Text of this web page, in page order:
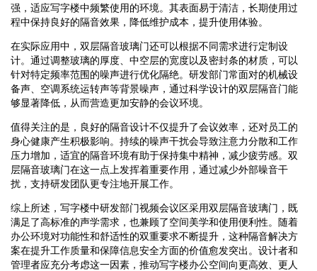
强，适应写字楼中频繁使用的环境。其表面易于清洁，长期使用过
程中保持良好的隔音效果，降低维护成本，提升使用体验。
在实际应用中，双层隔音玻璃门还可以根据不同需求进行定制设
计。通过调整玻璃的厚度、中空层的宽度以及密封条的材质，可以
针对特定频率范围的噪声进行优化隔绝。研发部门常面对的机械设
备声、空调系统运转声等背景噪声，通过科学设计的双层隔音门能
够显著降低，从而营造更加安静的会议环境。
值得关注的是，良好的隔音设计不仅提升了会议效率，还对员工的
身心健康产生积极影响。持续的噪声干扰会导致注意力分散和工作
压力增加，适宜的隔音环境有助于保持集中精神，减少疲劳感。双
层隔音玻璃门在这一点上发挥着重要作用，通过减少外部噪音干
扰，支持研发团队更专注地开展工作。
综上所述，写字楼中研发部门视频会议区采用双层隔音玻璃门，既
满足了高标准的声学需求，也兼顾了空间美学和使用便利性。随着
办公环境对功能性和舒适性的双重要求不断提升，这种隔音解决方
案在提升工作质量和保障信息安全方面的价值愈发突出。设计者和
管理者应充分考虑这一因素，推动写字楼办公空间向更高效、更人